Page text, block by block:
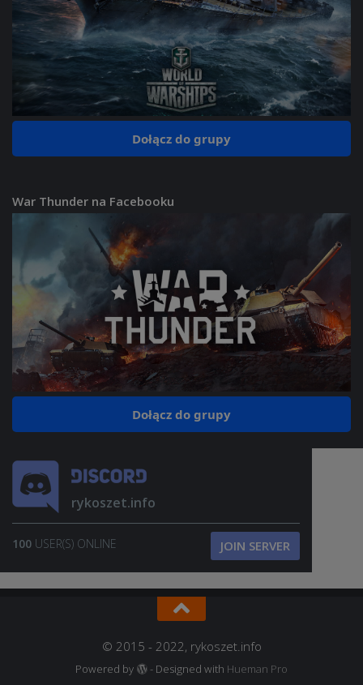
Dołącz do grupy
War Thunder na Facebooku
Dołącz do grupy
rykoszet.info
100 USER(S) ONLINE JOIN SERVER
© 2015 - 2022, rykoszet.info
Powered by - Designed with Hueman Pro